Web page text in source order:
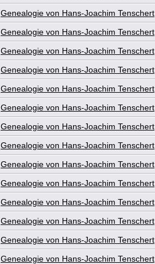
Genealogie von Hans-Joachim Tenschert
Genealogie von Hans-Joachim Tenschert
Genealogie von Hans-Joachim Tenschert
Genealogie von Hans-Joachim Tenschert
Genealogie von Hans-Joachim Tenschert
Genealogie von Hans-Joachim Tenschert
Genealogie von Hans-Joachim Tenschert
Genealogie von Hans-Joachim Tenschert
Genealogie von Hans-Joachim Tenschert
Genealogie von Hans-Joachim Tenschert
Genealogie von Hans-Joachim Tenschert
Genealogie von Hans-Joachim Tenschert
Genealogie von Hans-Joachim Tenschert
Genealogie von Hans-Joachim Tenschert